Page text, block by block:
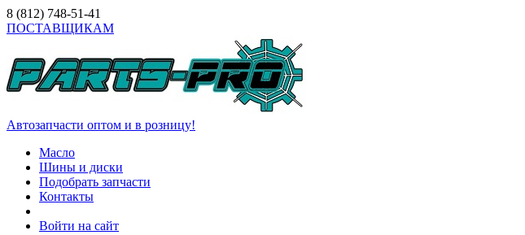
8 (812) 748-51-41
ПОСТАВЩИКАМ
Автозапчасти оптом и в розницу!
Масло
Шины и диски
Подобрать запчасти
Контакты
Войти на сайт